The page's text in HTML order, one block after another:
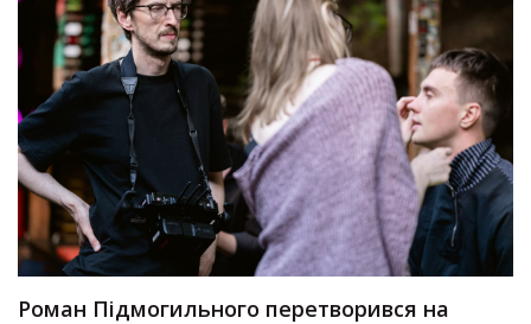
Роман Підмогильного перетворився на